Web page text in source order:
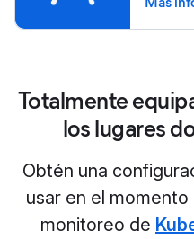
Totalmente
los lugares
Obtén una
usar en el
monitoreo de